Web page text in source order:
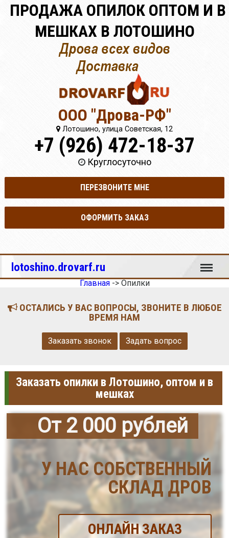
ПРОДАЖА ОПИЛОК ОПТОМ И В
МЕШКАХ В ЛОТОШИНО
ООО "Дрова-РФ"
Лотошино, улица Советская, 12
+7 (926) 472-18-37
Круглосуточно
ПЕРЕЗВОНИТЕ МНЕ
ОФОРМИТЬ ЗАКАЗ
lotoshino.drovarf.ru Меню
Главная-> Опилки
ОСТАЛИСЬ У ВАС ВОПРОСЫ, ЗВОНИТЕ В ЛЮБОЕ
ВРЕМЯ НАМ
Заказать звонок Задать вопрос
Заказать опилки в Лотошино, оптом и в
мешках
От 2 000 рублей
У НАС СОБСТВЕННЫЙ
СКЛАД ДРОВ
ОНЛАЙН ЗАКАЗ